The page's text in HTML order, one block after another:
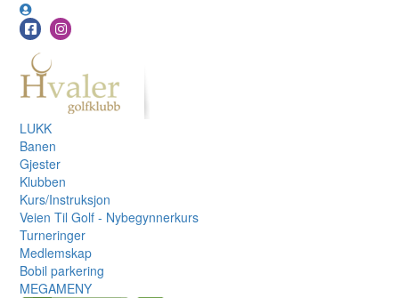
LUKK
Banen
Gjester
Klubben
Kurs/Instruksjon
Veien Til Golf - Nybegynnerkurs
Turneringer
Medlemskap
Bobil parkering
MEGAMENY